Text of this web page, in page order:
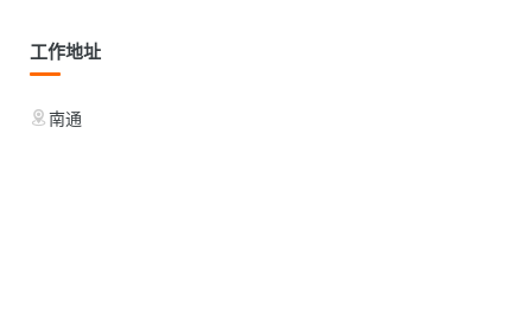
工作地址
南通